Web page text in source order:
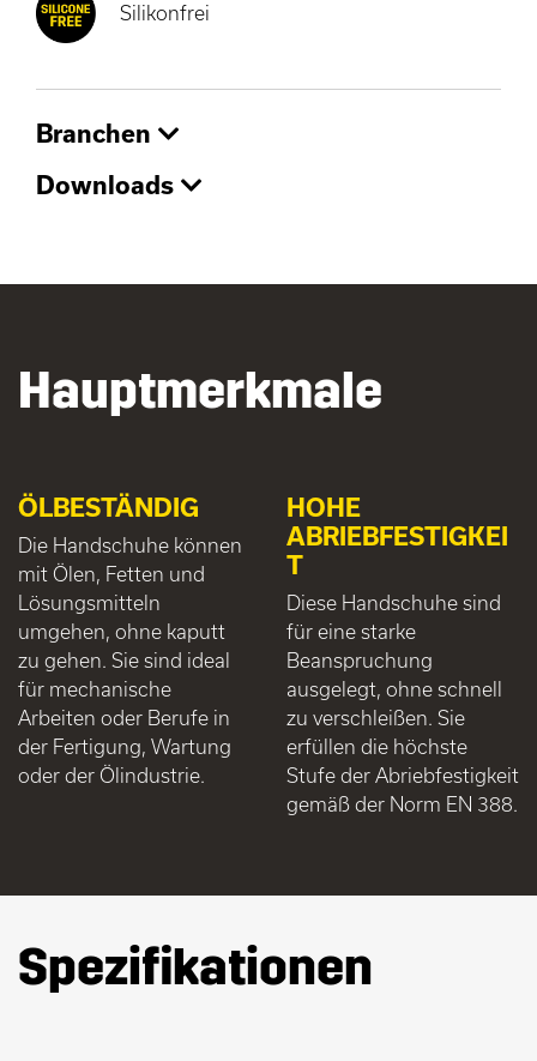
Silikonfrei
Branchen
Downloads
Hauptmerkmale
ÖLBESTÄNDIG
Die Handschuhe können
mit Ölen, Fetten und
Lösungsmitteln
umgehen, ohne kaputt
zu gehen. Sie sind ideal
für mechanische
Arbeiten oder Berufe in
der Fertigung, Wartung
oder der Ölindustrie.
HOHE
ABRIEBFESTIGKEI
T
Diese Handschuhe sind
für eine starke
Beanspruchung
ausgelegt, ohne schnell
zu verschleißen. Sie
erfüllen die höchste
Stufe der Abriebfestigkeit
gemäß der Norm EN 388.
Spezifikationen